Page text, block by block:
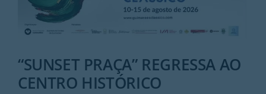
Desporto
Opinião
“SUNSET PRAÇA” REGRESSA AO
CENTRO HISTÓRICO